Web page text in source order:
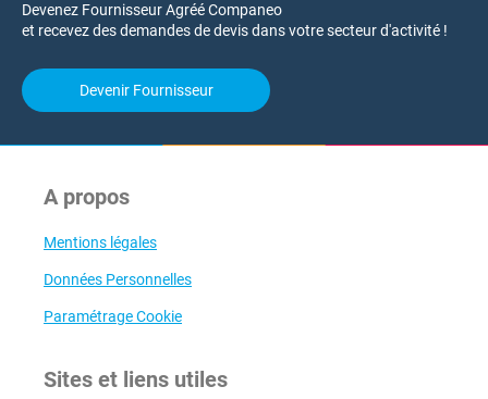
Devenez Fournisseur Agréé Companeo
et recevez des demandes de devis dans votre secteur d'activité !
Devenir Fournisseur
A propos
Mentions légales
Données Personnelles
Paramétrage Cookie
Sites et liens utiles